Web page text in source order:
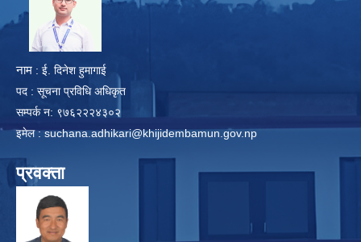
​
नाम : ई. दिनेश हुमागाई
पद : सूचना प्रविधि अधिकृत
सम्पर्क न: ९७६२२२४३०२
इमेल :suchana.adhikari@khijidembamun.gov.np
प्रवक्ता